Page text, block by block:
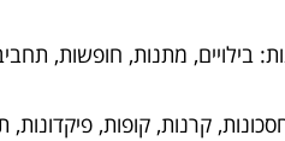
בילויים, מתנות, חופשות,
קרנות, קופות,